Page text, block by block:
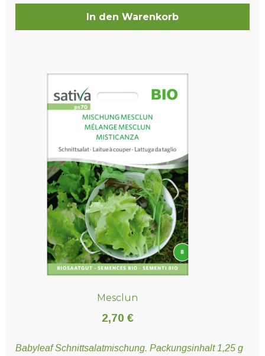
In den Warenkorb
Mesclun
2,70 €
Babyleaf Schnittsalatmischung. Packungsinhalt 1,25 g